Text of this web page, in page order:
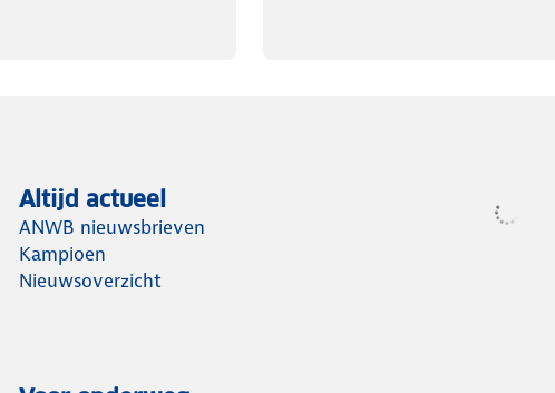
Altijd actueel
ANWB nieuwsbrieven
Kampioen
Nieuwsoverzicht